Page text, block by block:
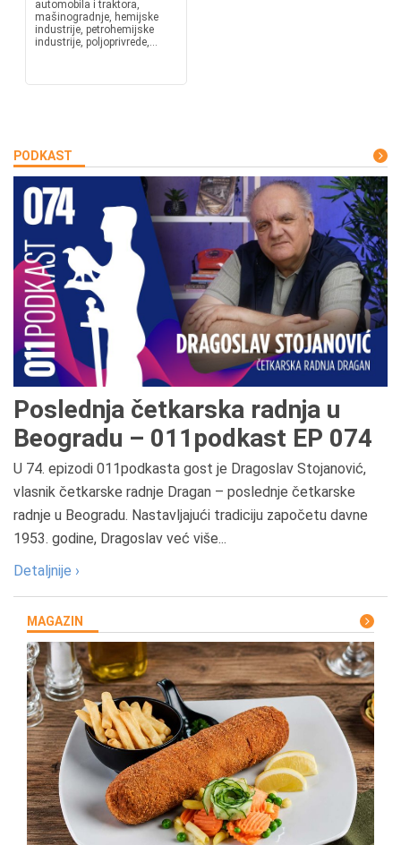
automobila i traktora,
mašinogradnje, hemijske
industrije, petrohemijske
industrije, poljoprivrede,...
PODKAST
Poslednja četkarska radnja u
Beogradu – 011podkast EP 074
U 74. epizodi 011podkasta gost je Dragoslav Stojanović,
vlasnik četkarske radnje Dragan – poslednje četkarske
radnje u Beogradu. Nastavljajući tradiciju započetu davne
1953. godine, Dragoslav već više...
Detaljnije ›
MAGAZIN